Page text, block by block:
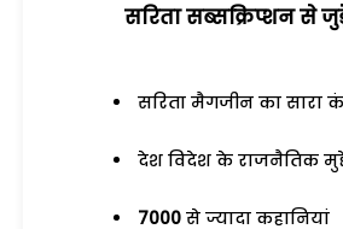
सरिता सब्सक्रिप्शन से
सरिता मैगजीन का सारा
देश विदेश के राजनैतिक
7000 से ज्यादा कहानियां